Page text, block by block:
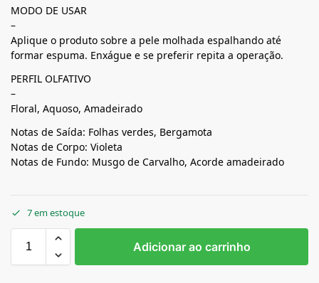
MODO DE USAR
–
Aplique o produto sobre a pele molhada espalhando até
formar espuma. Enxágue e se preferir repita a operação.
PERFIL OLFATIVO
–
Floral, Aquoso, Amadeirado
Notas de Saída: Folhas verdes, Bergamota
Notas de Corpo: Violeta
Notas de Fundo: Musgo de Carvalho, Acorde amadeirado
7 em estoque
Adicionar ao carrinho